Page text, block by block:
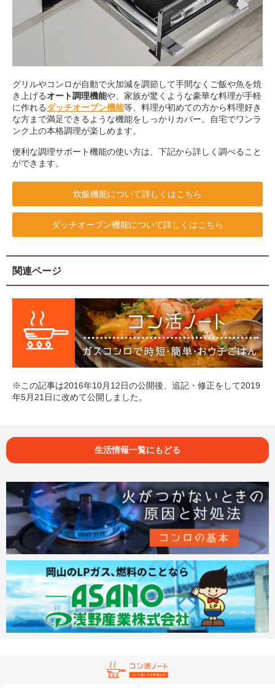
グリルやコンロが自動で火加減を調節して手間なくご飯や魚を焼
き上げるオート調理機能や、家族が驚くような豪華な料理が手軽
に作れるダッチオーブン機能等、料理が初めての方から料理好き
な方まで満足できるような機能をしっかりカバー。自宅でワンラ
ンク上の本格調理が楽しめます。
便利な調理サポート機能の使い方は、下記から詳しく調べること
ができます。
炊飯機能について詳しくはこちら
ダッチオーブン機能について詳しくはこちら
関連ページ
※この記事は2016年10月12日の公開後、追記・修正をして2019
年5月21日に改めて公開しました。
生活情報一覧にもどる